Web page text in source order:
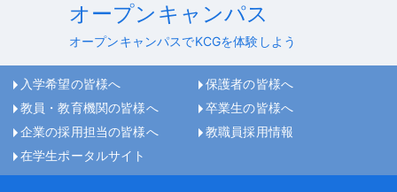
オープンキャンパス
オープンキャンパスでKCGを体験しよう
入学希望の皆様へ
保護者の皆様へ
教員・教育機関の皆様へ
卒業生の皆様へ
企業の採用担当の皆様へ
教職員採用情報
在学生ポータルサイト